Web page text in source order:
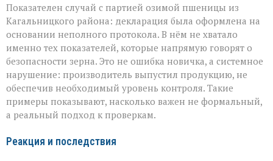
Показателен случай с партией озимой пшеницы из
Кагальницкого района: декларация была оформлена на
основании неполного протокола. В нём не хватало
именно тех показателей, которые напрямую говорят о
безопасности зерна. Это не ошибка новичка, а системное
нарушение: производитель выпустил продукцию, не
обеспечив необходимый уровень контроля. Такие
примеры показывают, насколько важен не формальный,
а реальный подход к проверкам.
Реакция и последствия